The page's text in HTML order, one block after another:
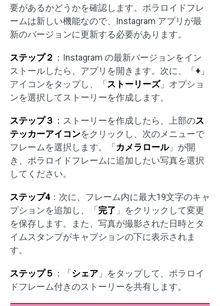
要があるかどうかを確認します。ポラロイドフレ
ームは新しい機能なので、Instagram アプリが最
新のバージョンに更新する必要があります。
ステップ２ ：Instagram の最新バージョンをイン
ストールしたら、アプリを開きます。次に、「 + 」
アイコンをタップし、「 ストーリーズ」オプショ
ンを選択してストーリーを作成します。
ステップ３ ：ストーリーを作成したら、上部のス
テッカーアイコンをクリックし、次のメニューで
フレームを選択します。「 カメラロール」が開
き、ポラロイドフレームに追加したい写真を選択
してください。
ステップ4 ：次に、フレーム内に最大19文字のキャ
プションを追加し、「 完了 」をクリックして変更
を保存します。また、写真が撮影された日時とタ
イムスタンプがキャプションの下に表示されま
す。
ステップ５ ：「 シェア 」をタップして、ポラロイ
ドフレーム付きのストーリーを共有します。